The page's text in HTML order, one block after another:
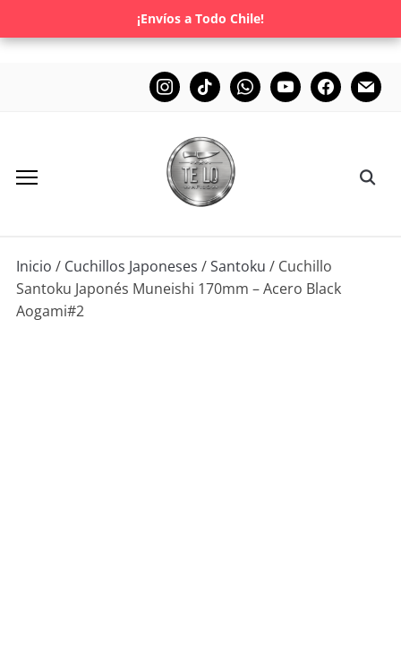
¡Envíos a Todo Chile!
Inicio / Cuchillos Japoneses /Santoku / Cuchillo
Santoku Japonés Muneishi 170mm – Acero Black
Aogami#2